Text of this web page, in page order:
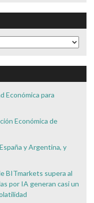
Económica para
Económica de
y Argentina, y
BITmarkets supera al
por IA generan casi un